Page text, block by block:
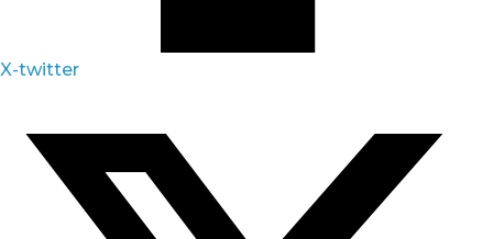
X-twitter